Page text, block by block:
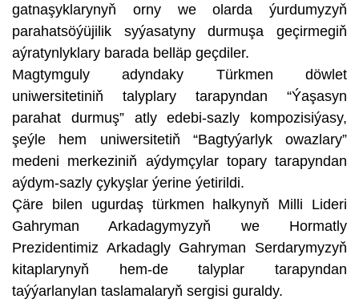
gatnaşyklarynyň orny we olarda ýurdumyzyň
parahatsöýüjilik syýasatyny durmuşa geçirmegiň
aýratynlyklary barada belläp geçdiler.
Magtymguly adyndaky Türkmen döwlet
uniwersitetiniň talyplary tarapyndan “Ýaşasyn
parahat durmuş” atly edebi-sazly kompozisiýasy,
şeýle hem uniwersitetiň “Bagtyýarlyk owazlary”
medeni merkeziniň aýdymçylar topary tarapyndan
aýdym-sazly çykyşlar ýerine ýetirildi.
Çäre bilen ugurdaş türkmen halkynyň Milli Lideri
Gahryman Arkadagymyzyň we Hormatly
Prezidentimiz Arkadagly Gahryman Serdarymyzyň
kitaplarynyň hem-de talyplar tarapyndan
taýýarlanylan taslamalaryň sergisi guraldy.